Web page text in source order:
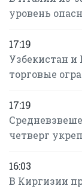
уровень
17:19
Узбекистан и
торговые
17:19
четверг
16:03
В Киргизии